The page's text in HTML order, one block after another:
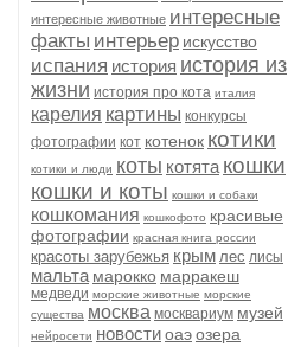
интересные животные интересные
факты интерьер искусство
испания история история из
жизни история про кота италия
карелия картины конкурсы
фотографии кот котенок котики
котики и люди коты котята кошки
кошки и коты кошки и собаки
кошкомания кошкофото красивые
фотографии красная книга россии
красоты зарубежья крым лес лисы
мальта марокко марракеш
медведи морские животные морские
существа москва москвариум музей
нейросети новостиоаэозера